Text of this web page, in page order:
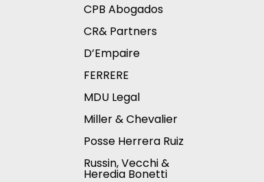
CPB Abogados
CR& Partners
D’Empaire
FERRERE
MDU Legal
Miller & Chevalier
Posse Herrera Ruiz
Russin, Vecchi &
Heredia Bonetti